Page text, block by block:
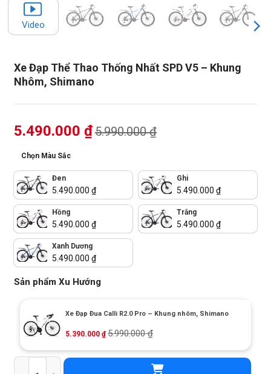
Xe Đạp Thể Thao Thống Nhất SPD V5 – Khung
Nhôm, Shimano
Video
5.490.000 ₫5.990.000₫
Chọn Màu Sắc
Đen
5.490.000 ₫
Ghi
5.490.000 ₫
Hồng
5.490.000 ₫
Trắng
5.490.000 ₫
Xanh Dương
5.490.000 ₫
Sản phẩm Xu Hướng
Xe Đạp Đua Calli R2.0 Pro – Khung nhôm, Shimano
5.390.000 ₫ 5.990.000₫
Xe Đạp Thể Thao Thống Nhất SPD V5 - Khung Nhôm, Shimano số